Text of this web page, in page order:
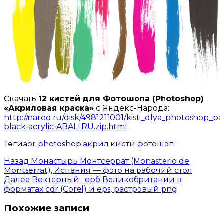
Скачать 12 кистей для Фотошопа (Photoshop)
«Акриловая краска» с Яндекс-Народа:
http://narod.ru/disk/4981211001/
black-acrylic-ABALI.RU.zip.html
Тегиabr photoshop акрил кисти фотошоп
Назад Монастырь Монтсеррат (Monasterio de
Montserrat), Испания — фото на рабочий стол
Далее Векторный герб Великобритании в
форматах cdr (Corel) и eps, растровый png
Похожие записи